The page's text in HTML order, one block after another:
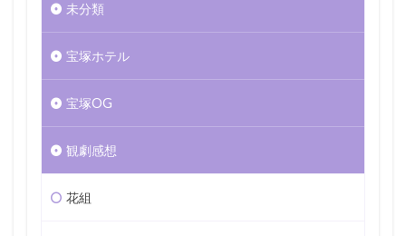
未分類
宝塚ホテル
宝塚OG
観劇感想
花組